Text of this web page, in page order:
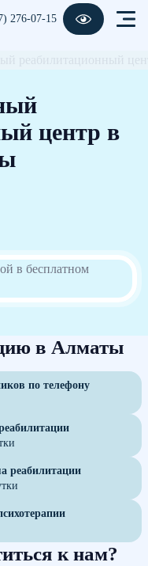
276-07-15
центр в
в Алматы
по телефону
реабилитации
к нам?